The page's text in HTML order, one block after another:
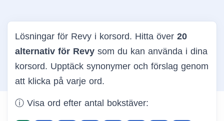
Lösningar för Revy i korsord. Hitta över 20
alternativ för Revy som du kan använda i dina
korsord. Upptäck synonymer och förslag genom
att klicka på varje ord.
ⓘ Visa ord efter antal bokstäver: